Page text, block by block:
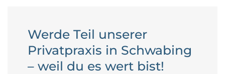
Werde Teil unserer
Privatpraxis in Schwabing
– weil du es wert bist!